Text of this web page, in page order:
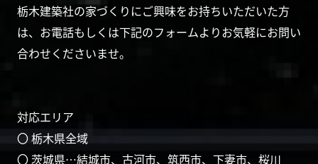
栃木建築社の家づくりにご興味をお持ちいただいた方
は、お電話もしくは下記のフォームよりお気軽にお問い
合わせくださいませ。
対応エリア
〇 栃木県全域
〇 茨城県…結城市、古河市、筑西市、下妻市、桜川